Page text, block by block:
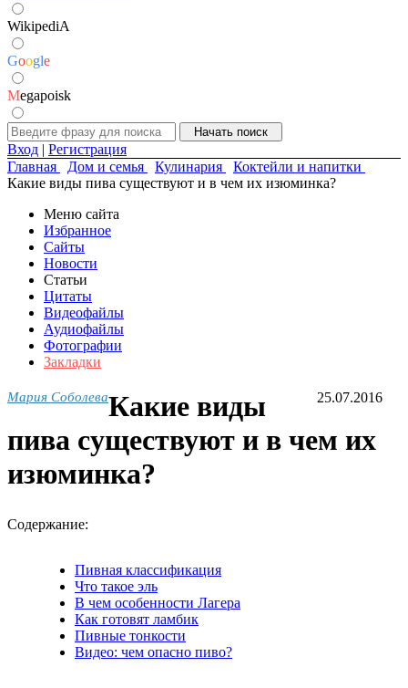
WikipediA
Google
Megapoisk
Вход | Регистрация
Главная
Дом и семья Кулинария
Коктейли и напитки
Какие виды пива существуют и в чем их изюминка?
Меню сайта
Избранное
Сайты
Новости
Статьи
Цитаты
Видеофайлы
Аудиофайлы
Фотографии
Закладки
Мария Соболева 25.07.2016
Какие виды
пива существуют и в чем их
изюминка?
Содержание:
Пивная классификация
Что такое эль
В чем особенности Лагера
Как готовят ламбик
Пивные тонкости
Видео: чем опасно пиво?